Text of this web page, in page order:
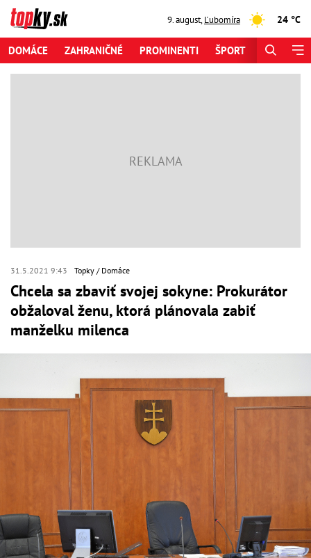
9. august,Ľubomíra 24 °C
DOMÁCE ZAHRANIČNÉ PROMINENTI ŠPORT
31.5.2021 9:43 Topky Domáce
Chcela sa zbaviť svojej sokyne: Prokurátor
obžaloval ženu, ktorá plánovala zabiť
manželku milenca